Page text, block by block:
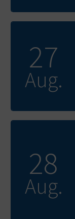
27
Aug.
28
Aug.